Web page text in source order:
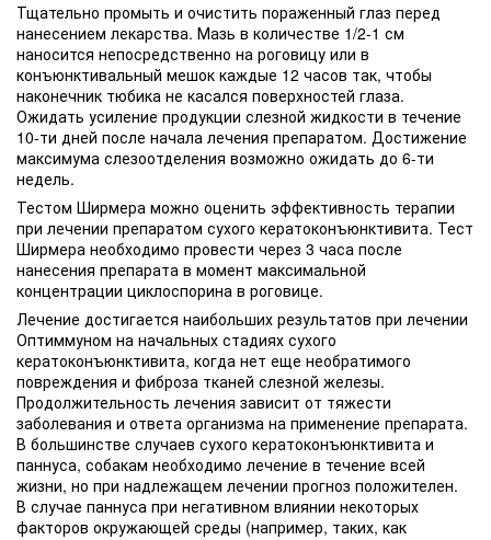
Тщательно промыть и очистить пораженный глаз перед
нанесением лекарства. Мазь в количестве 1/2-1 см
наносится непосредственно на роговицу или в
конъюнктивальный мешок каждые 12 часов так, чтобы
наконечник тюбика не касался поверхностей глаза.
Ожидать усиление продукции слезной жидкости в течение
10-ти дней после начала лечения препаратом. Достижение
максимума слезоотделения возможно ожидать до 6-ти
недель.
Тестом Ширмера можно оценить эффективность терапии
при лечении препаратом сухого кератоконъюнктивита. Тест
Ширмера необходимо провести через 3 часа после
нанесения препарата в момент максимальной
концентрации циклоспорина в роговице.
Лечение достигается наибольших результатов при лечении
Оптиммуном на начальных стадиях сухого
кератоконъюнктивита, когда нет еще необратимого
повреждения и фиброза тканей слезной железы.
Продолжительность лечения зависит от тяжести
заболевания и ответа организма на применение препарата.
В большинстве случаев сухого кератоконъюнктивита и
паннуса, собакам необходимо лечение в течение всей
жизни, но при надлежащем лечении прогноз положителен.
В случае паннуса при негативном влиянии некоторых
факторов окружающей среды (например, таких, как